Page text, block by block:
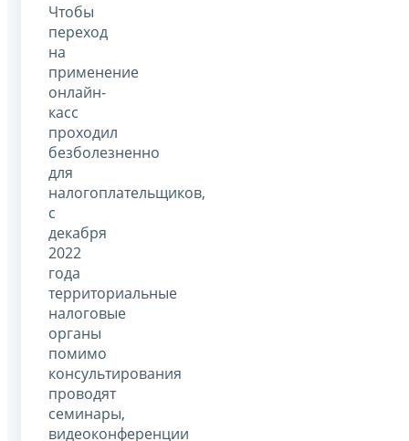
Чтобы
переход
на
применение
онлайн-
касс
проходил
безболезненно
для
налогоплательщиков,
с
декабря
2022
года
территориальные
налоговые
органы
помимо
консультирования
проводят
семинары,
видеоконференции